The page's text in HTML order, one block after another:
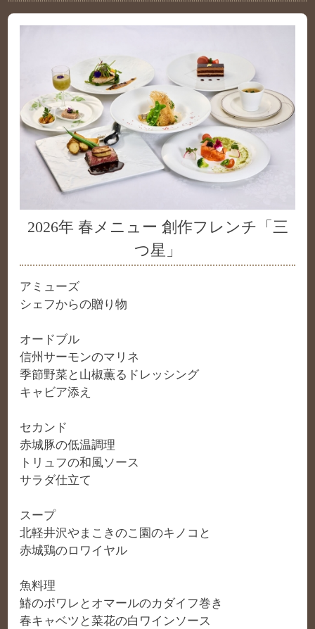
2026年 春メニュー 創作フレンチ「三
つ星」
アミューズ
シェフからの贈り物
オードブル
信州サーモンのマリネ
季節野菜と山椒薫るドレッシング
キャビア添え
セカンド
赤城豚の低温調理
トリュフの和風ソース
サラダ仕立て
スープ
北軽井沢やまこきのこ園のキノコと
赤城鶏のロワイヤル
魚料理
鰆のポワレとオマールのカダイフ巻き
春キャベツと菜花の白ワインソース